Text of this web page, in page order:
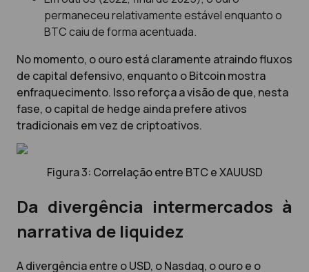
permaneceu relativamente estável enquanto o
BTC caiu de forma acentuada.
No momento, o ouro está claramente atraindo fluxos
de capital defensivo, enquanto o Bitcoin mostra
enfraquecimento. Isso reforça a visão de que, nesta
fase, o capital de hedge ainda prefere ativos
tradicionais em vez de criptoativos.
Figura 3: Correlação entre BTC e XAUUSD
Da divergência intermercados à
narrativa de liquidez
A divergência entre o USD, o Nasdaq, o ouro e o